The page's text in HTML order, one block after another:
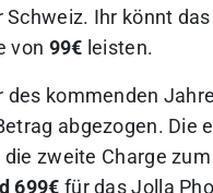
Schweiz. Ihr könnt
von 99€ leisten.
des kommenden
abgezogen. Die
zweite Charge
699€ für das Jolla